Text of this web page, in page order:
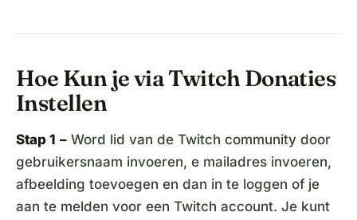
Hoe Kun je via Twitch Donaties
Instellen
Stap 1 – Word lid van de Twitch community door
gebruikersnaam invoeren, e mailadres invoeren,
afbeelding toevoegen en dan in te loggen of je
aan te melden voor een Twitch account. Je kunt